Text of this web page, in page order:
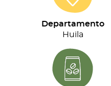
(500g)
cantidad
Departamento
Huila